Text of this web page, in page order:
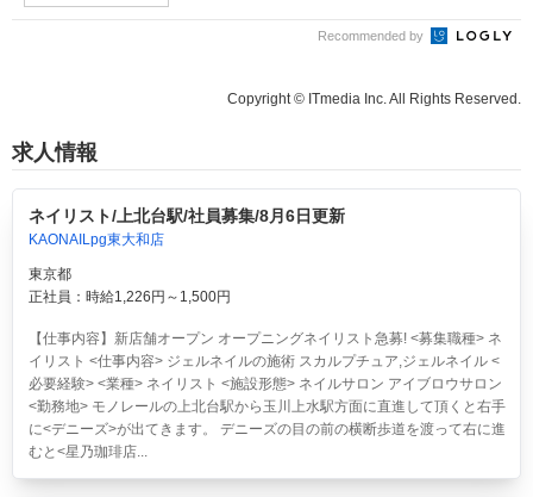
Recommended by
Copyright © ITmedia Inc. All Rights Reserved.
求人情報
ネイリスト/上北台駅/社員募集/8月6日更新
KAONAILpg東大和店
東京都
正社員：時給1,226円～1,500円
【仕事内容】新店舗オープン オープニングネイリスト急募! <募集職種> ネ
イリスト <仕事内容> ジェルネイルの施術 スカルプチュア,ジェルネイル <
必要経験> <業種> ネイリスト <施設形態> ネイルサロン アイブロウサロン
<勤務地> モノレールの上北台駅から玉川上水駅方面に直進して頂くと右手
に<デニーズ>が出てきます。 デニーズの目の前の横断歩道を渡って右に進
むと<星乃珈琲店...